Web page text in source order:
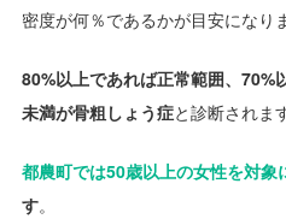
密度が何％であるかが目安になり
80%以上であれば正常範囲、70%
未満が骨粗しょう症と診断されま
都農町では50歳以上の女性を対象
す。